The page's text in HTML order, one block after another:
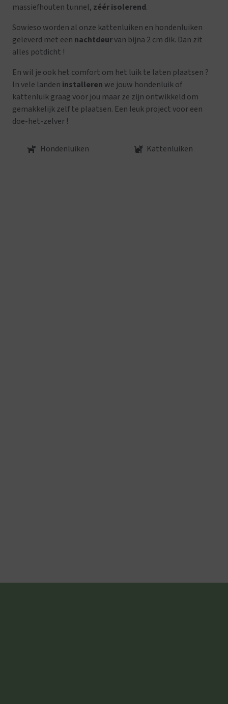
massiefhouten tunnel, zéér isolerend.
Sowieso worden al onze kattenluiken en hondenluiken
geleverd met een nachtdeurvan bijna 2 cm dik. Dan zit
alles potdicht !
En wil je ook het comfort om het luik te laten plaatsen ?
In vele landen installeren we jouw hondenluik of
kattenluik graag voor jou maar ze zijn ontwikkeld om
gemakkelijk zelf te plaatsen. Een leuk project voor een
doe-het-zelver !
Hondenluiken Kattenluiken